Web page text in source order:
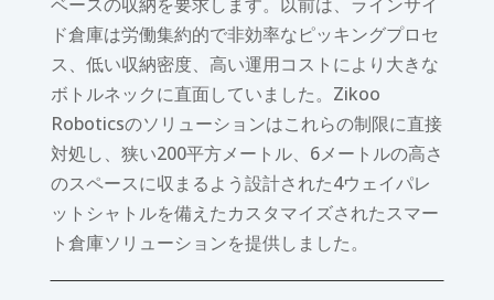
ド倉庫は労働集約的で非効率なピッキングプロセ
ス、低い収納密度、高い運用コストにより大きな
ボトルネックに直面していました。Zikoo
Roboticsのソリューションはこれらの制限に直接
対処し、狭い200平方メートル、6メートルの高さ
のスペースに収まるよう設計された4ウェイパレ
ットシャトルを備えたカスタマイズされたスマー
ト倉庫ソリューションを提供しました。